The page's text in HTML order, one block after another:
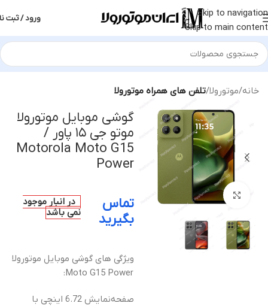
Skip to navigation
Skip to main content
ورود / ثبت
خانه موتورولا تلفن های همراه موتورولا
بزرگنمایی تصویر
گوشی موبایل موتورولا
موتو جی ۱۵ پاور /
Motorola Moto G15
Power
تماس
بگیرید
در انبار موجود
نمی باشد
ویژگی های گوشی موبایل موتورولا
صفحه‌نمایش 6.72 اینچی با